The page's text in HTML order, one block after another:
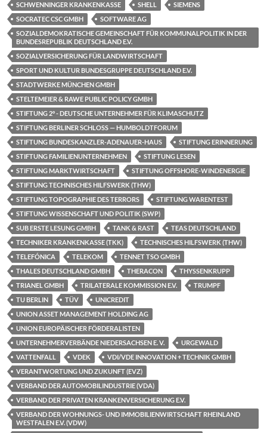
SCHWENNINGER KRANKENKASSE
SHELL
SIEMENS
SOCRATEC CSC GMBH
SOFTWARE AG
SOZIALDEMOKRATISCHE GEMEINSCHAFT FÜR KOMMUNALPOLITIK IN DER
BUNDESREPUBLIK DEUTSCHLAND E.V.
SOZIALVERSICHERUNG FÜR LANDWIRTSCHAFT
SPORT UND KULTUR BUNDESGRUPPE DEUTSCHLAND E.V.
STADTWERKE MÜNCHEN GMBH
STELTEMEIER & RAWE PUBLIC POLICY GMBH
STIFTUNG 2° - DEUTSCHE UNTERNEHMER FÜR KLIMASCHUTZ
STIFTUNG BERLINER SCHLOSS — HUMBOLDTFORUM
STIFTUNG BUNDESKANZLER-ADENAUER-HAUS
STIFTUNG ERINNERUNG
STIFTUNG FAMILIENUNTERNEHMEN
STIFTUNG LESEN
STIFTUNG MARKTWIRTSCHAFT
STIFTUNG OFFSHORE-WINDENERGIE
STIFTUNG TECHNISCHES HILFSWERK (THW)
STIFTUNG TOPOGRAPHIE DES TERRORS
STIFTUNG WARENTEST
STIFTUNG WISSENSCHAFT UND POLITIK (SWP)
SUB ERSTE LESUNG GMBH
TANK & RAST
TEAS DEUTSCHLAND
TECHNIKER KRANKENKASSE (TKK)
TECHNISCHES HILFSWERK (THW)
TELEFÓNICA
TELEKOM
TENNET TSO GMBH
THALES DEUTSCHLAND GMBH
THERACON
THYSSENKRUPP
TRIANEL GMBH
TRILATERALE KOMMISSION E.V.
TRUMPF
TU BERLIN
TÜV
UNICREDIT
UNION ASSET MANAGEMENT HOLDING AG
UNION EUROPÄISCHER FÖRDERALISTEN
UNTERNEHMERVERBÄNDE NIEDERSACHSEN E. V.
URGEWALD
VATTENFALL
VDEK
VDI/VDE INNOVATION + TECHNIK GMBH
VERANTWORTUNG UND ZUKUNFT (EVZ)
VERBAND DER AUTOMOBILINDUSTRIE (VDA)
VERBAND DER PRIVATEN KRANKENVERSICHERUNG E.V.
VERBAND DER WOHNUNGS- UND IMMOBILIENWIRTSCHAFT RHEINLAND
WESTFALEN E.V. (VDW)